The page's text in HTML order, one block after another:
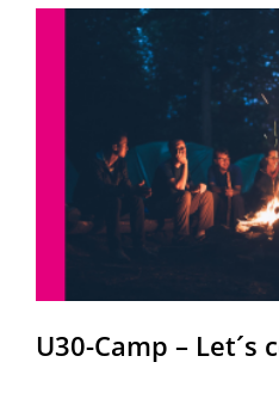
U30-Camp – Let´s